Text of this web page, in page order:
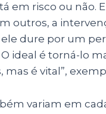
em risco ou
outros, a
dure por um
ideal é torná-lo
é vital”,
variam em